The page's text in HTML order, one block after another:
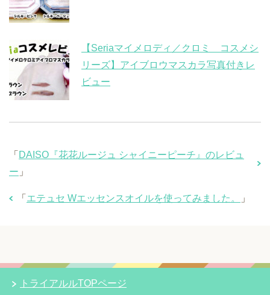
【Seriaマイメロディ／クロミ コスメシ
リーズ】アイブロウマスカラ写真付きレ
ビュー
「 DAISO『花花ルージュ シャイニーピーチ』のレビュ
ー 」
「 エテュセ Wエッセンスオイルを使ってみました。 」
トライアルルTOPページ